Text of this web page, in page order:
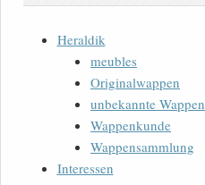
Heraldik
meubles
Originalwappen
unbekannte Wappen
Wappenkunde
Wappensammlung
Interessen